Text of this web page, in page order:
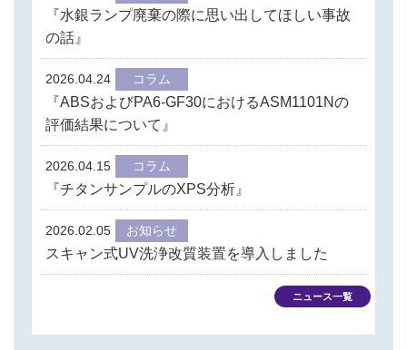
『水銀ランプ廃棄の際に思い出してほしい事故
の話』
2026.04.24 コラム
『ABSおよびPA6-GF30におけるASM1101Nの
評価結果について』
2026.04.15 コラム
『チタンサンプルのXPS分析』
2026.02.05 お知らせ
スキャン式UV洗浄改質装置を導入しました
ニュース一覧